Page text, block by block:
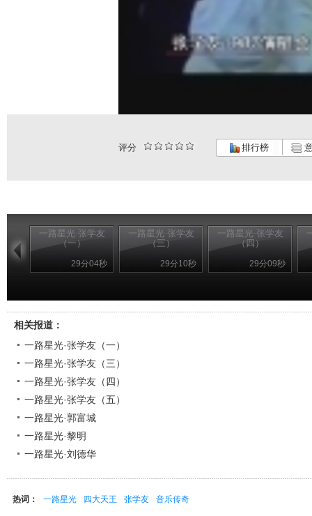
评分 排行榜
一路星光·张学友
（一）
29分04秒
一路星光·张学友
（三）
29分10秒
一路星光·张学友
（四）
29分09秒
相关报道：
一路星光·张学友（一）
一路星光·张学友（三）
一路星光·张学友（四）
一路星光·张学友（五）
一路星光·郭富城
一路星光·黎明
一路星光·刘德华
热词： 一路星光 四大天王 张学友 音乐传奇